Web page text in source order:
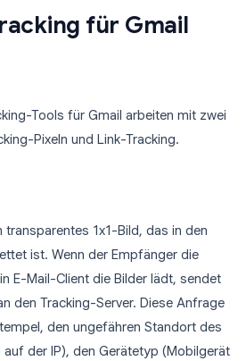
für Gmail
Tools für Gmail arbeiten mit zwei
Pixeln und Link-Tracking.
transparentes 1x1-Bild, das in den
ist. Wenn der Empfänger die
E-Mail-Client die Bilder lädt, sendet
den Tracking-Server. Diese Anfrage
den ungefähren Standort des
der IP), den Gerätetyp (Mobilgerät